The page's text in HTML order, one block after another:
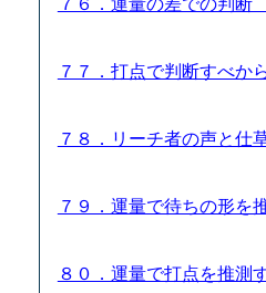
７７．打点で判断すべか
７８．リーチ者の声と仕
７９．運量で待ちの形を
８０．運量で打点を推測